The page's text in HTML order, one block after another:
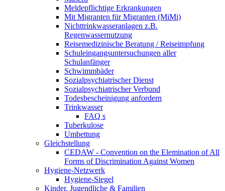
Meldepflichtige Erkrankungen
Mit Migranten für Migranten (MiMi)
Nichttrinkwasseranlagen z.B.
Regenwassernutzung
Reisemedizinische Beratung / Reiseimpfung
Schuleingangsuntersuchungen aller
Schulanfänger
Schwimmbäder
Sozialpsychiatrischer Dienst
Sozialpsychiatrischer Verbund
Todesbescheinigung anfordern
Trinkwasser
FAQ s
Tuberkulose
Umbettung
Gleichstellung
CEDAW - Convention on the Elemination of All
Forms of Discrimination Against Women
Hygiene-Netzwerk
Hygiene-Siegel
Kinder, Jugendliche & Familien